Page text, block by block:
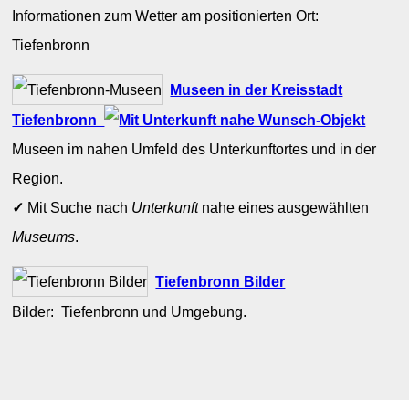
Informationen zum Wetter am positionierten Ort:
Tiefenbronn
Museen in der Kreisstadt
Tiefenbronn
Museen im nahen Umfeld des Unterkunftortes und in der
Region.
✓ Mit Suche nach Unterkunftnahe eines ausgewählten
Museums.
Tiefenbronn Bilder
Bilder: Tiefenbronn und Umgebung.